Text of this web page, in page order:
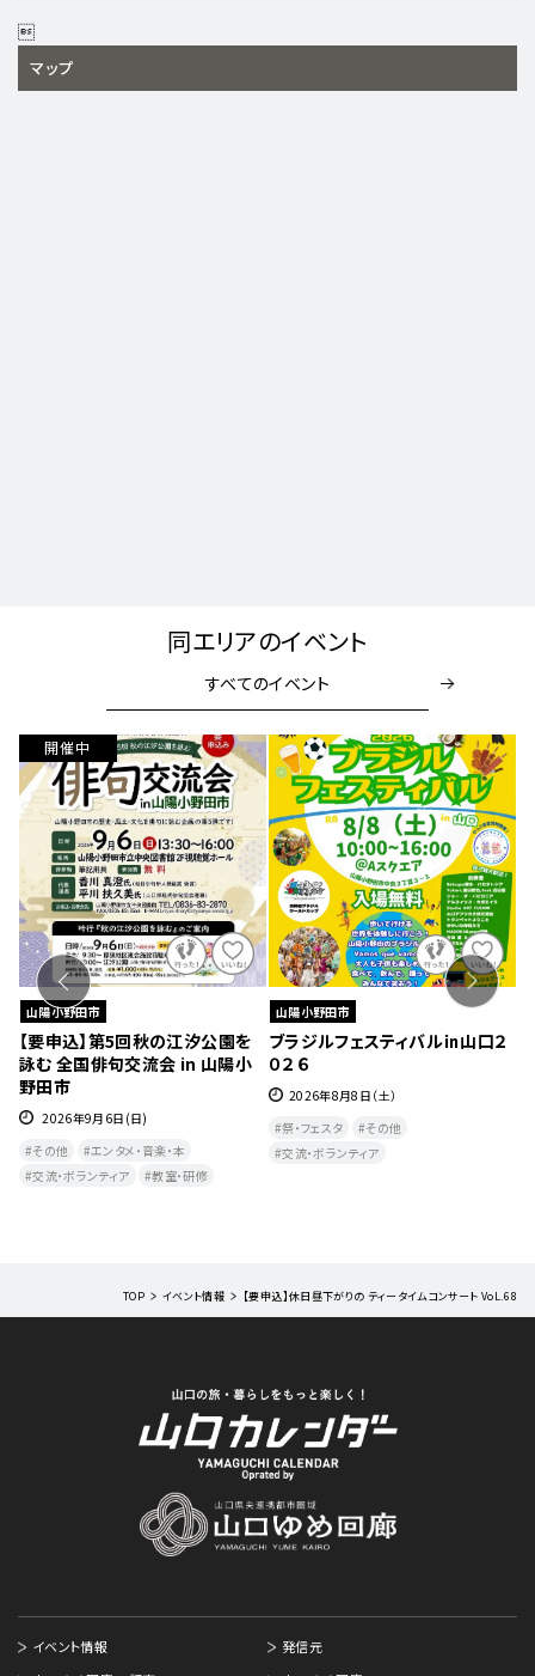

マップ
同エリアのイベント
すべてのイベント
回秋の江汐公園を
交流会 in 山陽小
(日)
メ・音楽・本
教室・研修
ブラジルフェスティバル㏌山口２
０２６
2026年8月8日（土）
その他
交流・ボランティア
山陽小野田市
【要申込】第
TOP イベント情報 【要申込】休日昼下がりの ティータイムコンサート VoL.68
イベント情報
発信元